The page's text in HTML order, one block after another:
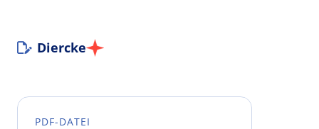
Diercke
PDF-DATEI